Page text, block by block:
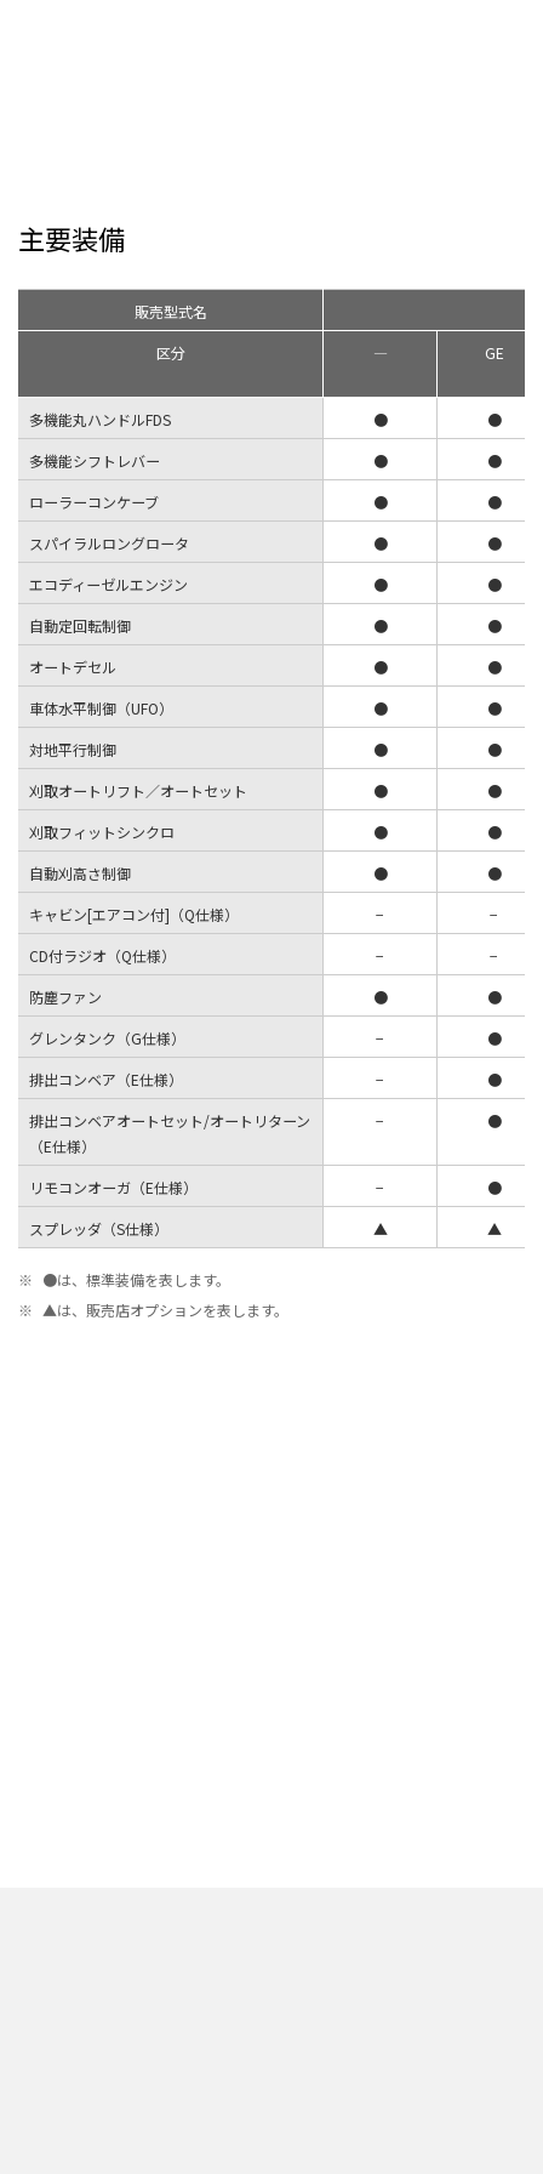
主要装備
販売型式名
区分
― GE
多機能丸ハンドルFDS ●
●
多機能シフトレバー
●
●
ローラーコンケーブ
●
●
スパイラルロングロータ
●
●
エコディーゼルエンジン
●
●
自動定回転制御
●
●
オートデセル
●
●
車体水平制御（UFO）
●
●
対地平行制御
●
●
刈取オートリフト／オートセット
●
●
刈取フィットシンクロ
●
●
自動刈高さ制御
●
●
キャビン[エアコン付]（Q仕様）
−
−
CD付ラジオ（Q仕様）
−
−
防塵ファン
●
●
グレンタンク（G仕様）
−
●
排出コンベア（E仕様）
−
●
排出コンベアオートセット/オートリターン
（E仕様）
− ●
リモコンオーガ（E仕様） −
●
スプレッダ（S仕様）
▲ ▲
※ ●は、標準装備を表します。
※ ▲は、販売店オプションを表します。